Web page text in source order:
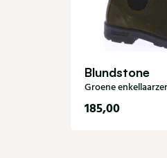
Blundstone
Groene
185,00